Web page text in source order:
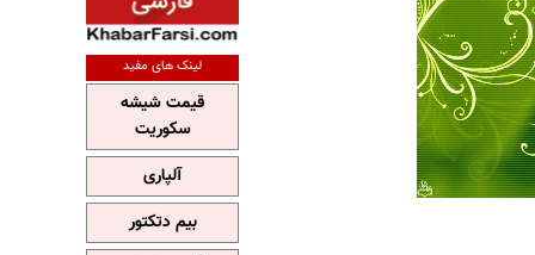
لینک های مفید
قیمت شیشه
سکوریت
آلپاری
بیم دتکتور